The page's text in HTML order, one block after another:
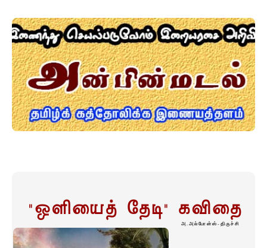
"ஒளியைத் தேடி" கவிதை
அ.அல்போன்ஸ்-திருச்சி